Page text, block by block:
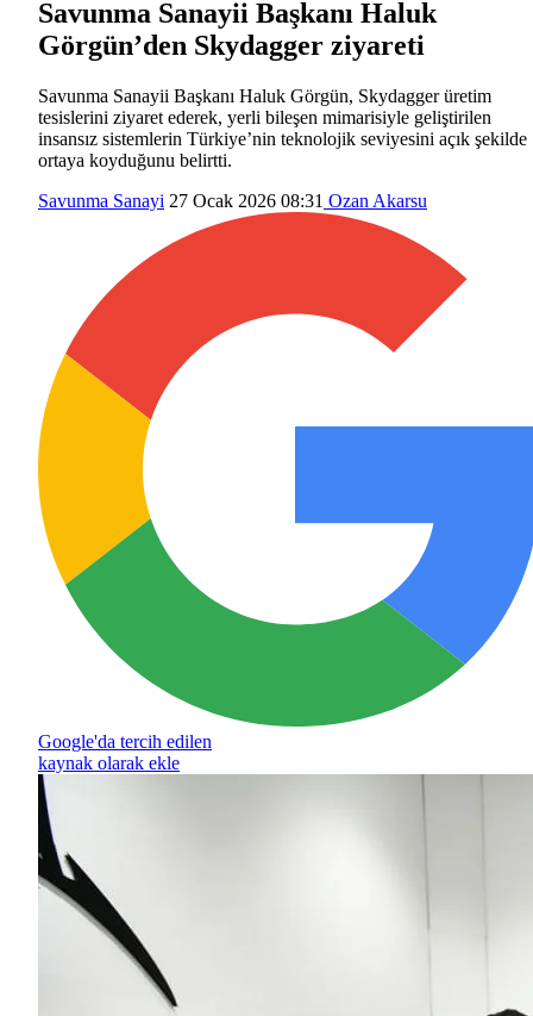
Savunma Sanayii Başkanı Haluk
Görgün’den Skydagger ziyareti
Savunma Sanayii Başkanı Haluk Görgün, Skydagger üretim
tesislerini ziyaret ederek, yerli bileşen mimarisiyle geliştirilen
insansız sistemlerin Türkiye’nin teknolojik seviyesini açık şekilde
ortaya koyduğunu belirtti.
Savunma Sanayi 27 Ocak 2026 08:31 Ozan Akarsu
Google'da tercih edilen
kaynak olarak ekle